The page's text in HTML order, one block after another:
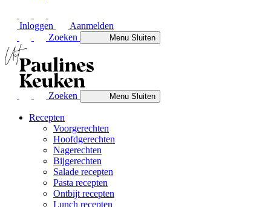
Inloggen
Aanmelden
Zoeken
MenuSluiten
Zoeken MenuSluiten
Recepten
Voorgerechten
Hoofdgerechten
Nagerechten
Bijgerechten
Salade recepten
Pasta recepten
Ontbijt recepten
Lunch recepten